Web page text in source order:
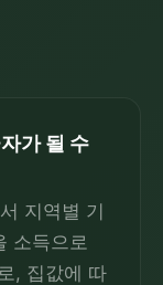
가 될 수
지역별 기
소득으로
, 집값에 따